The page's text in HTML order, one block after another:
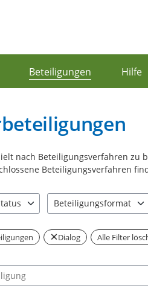
Beteiligungen Hilfe
nach Beteiligungsverfahren
Beteiligungsverfahren
Beteiligungsformat
Dialog Alle Filter